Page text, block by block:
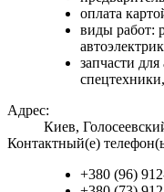
оплата
виды работ:
запчасти
Адрес:
Киев,
Контактный(е)
+380 (96)